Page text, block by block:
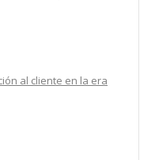
al cliente en la era